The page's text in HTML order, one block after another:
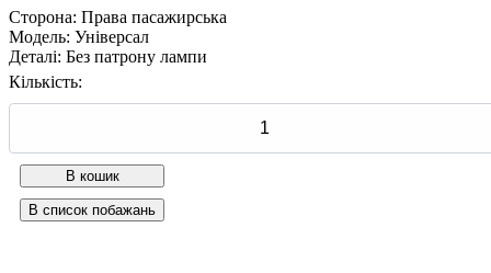
Сторона: Права пасажирська
Модель: Універсал
Деталі: Без патрону лампи
Кількість: